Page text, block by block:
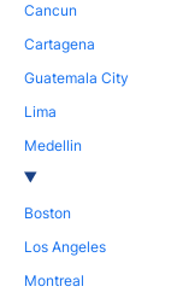
Cancun
Cartagena
Guatemala City
Lima
Medellin
Boston
Los Angeles
Montreal